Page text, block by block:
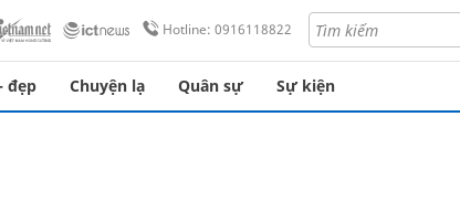
Hotline: 0916118822
đẹp Chuyện lạ Quân sự Sự kiện